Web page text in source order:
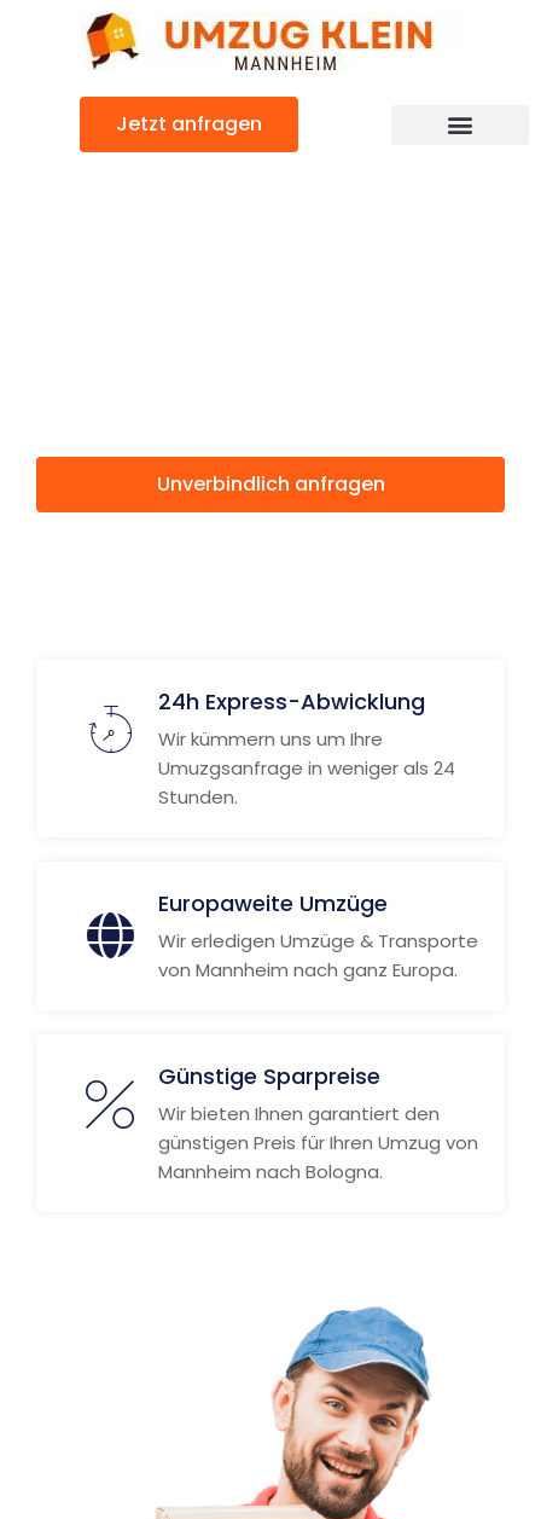
Jetzt anfragen
Unverbindlich anfragen
24h Express-Abwicklung
Wir kümmern uns um Ihre
Umuzgsanfrage in weniger als 24
Stunden.
Europaweite Umzüge
Wir erledigen Umzüge & Transporte
von Mannheim nach ganz Europa.
Günstige Sparpreise
Wir bieten Ihnen garantiert den
günstigen Preis für Ihren Umzug von
Mannheim nach Bologna.